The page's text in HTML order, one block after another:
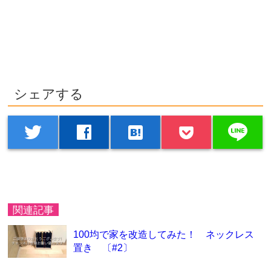
シェアする
twitter facebook hatenabookmark line
関連記事
100均で家を改造してみた！ ネックレス
置き 〔#2〕